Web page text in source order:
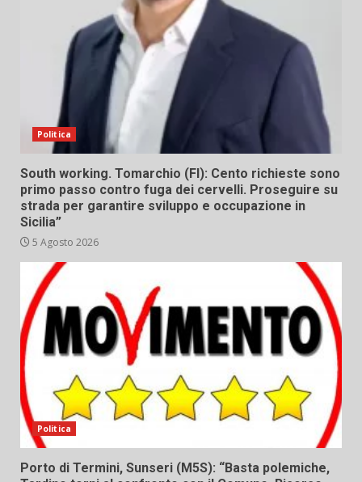
Politica
South working. Tomarchio (FI): Cento richieste sono
primo passo contro fuga dei cervelli. Proseguire su
strada per garantire sviluppo e occupazione in
Sicilia”
5 Agosto 2026
Politica
Porto di Termini, Sunseri (M5S): “Basta polemiche,